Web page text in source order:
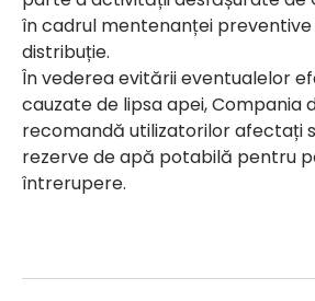
în cadrul mentenanței
distribuție.
În vederea evitării eventualelor
cauzate de lipsa apei, Compania
recomandă utilizatorilor afectați
rezerve de apă potabilă pentru
întrerupere.